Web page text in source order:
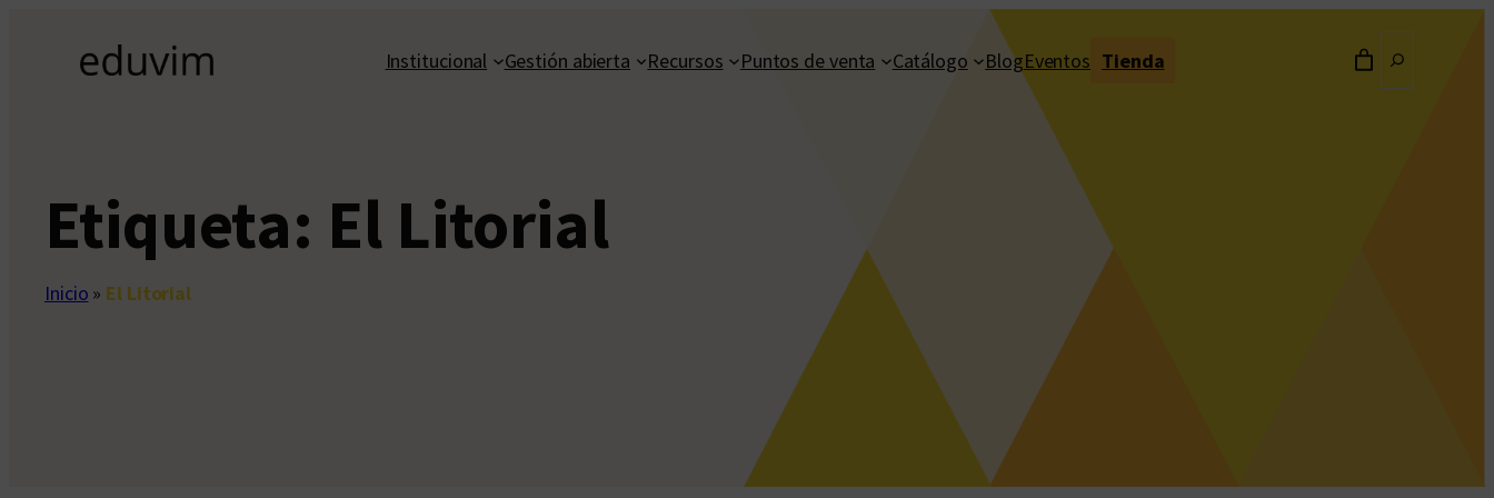
contenido
Institucional Gestión abierta Recursos Puntos de venta Catálogo BlogEventos Tienda
Etiqueta: El Litorial
Inicio » El Litorial